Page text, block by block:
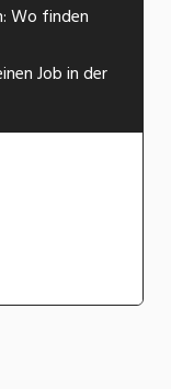
Wo finden
Job in der